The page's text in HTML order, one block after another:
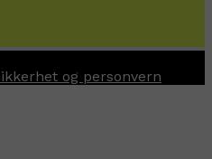
og personvern